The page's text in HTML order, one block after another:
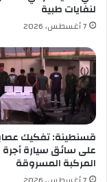
ل
ا
ط
و
ه
ا
ت
ا
ل
ر
ي
ا
ض
لنفايات طبية
7 أغسطس، 2026
قسنطينة: تفكيك
على سائق سيارة أجرة
المركبة المسروقة